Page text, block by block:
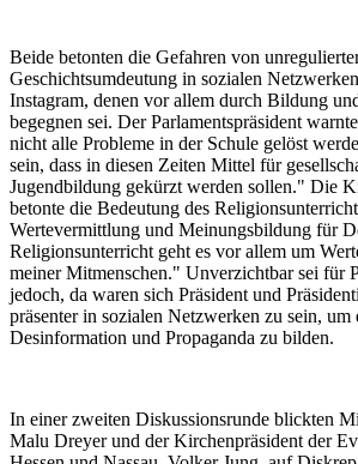
Beide betonten die Gefahren von
Geschichtsumdeutung in sozialen
Instagram, denen vor allem durch Bildung
begegnen sei. Der Parlamentspräsident
nicht alle Probleme in der Schule gelöst
sein, dass in diesen Zeiten Mittel für
Jugendbildung gekürzt werden sollen." Die
betonte die Bedeutung des
Wertevermittlung und Meinungsbildung für
Religionsunterricht geht es vor allem um
meiner Mitmenschen." Unverzichtbar sei für
jedoch, da waren sich Präsident und
präsenter in sozialen Netzwerken zu sein, um
Desinformation und Propaganda zu bilden.
In einer zweiten Diskussionsrunde blickten
Malu Dreyer und der Kirchenpräsident der